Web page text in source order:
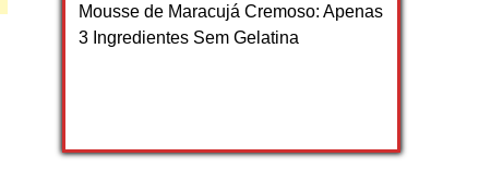
Mousse de Maracujá Cremoso: Apenas
3 Ingredientes Sem Gelatina